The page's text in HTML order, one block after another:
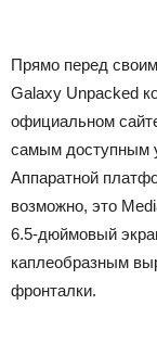
Прямо перед
Galaxy Unpacked
официальном
самым доступным
Аппаратной
возможно, это
6.5-дюймовый
каплеобразным
фронталки.